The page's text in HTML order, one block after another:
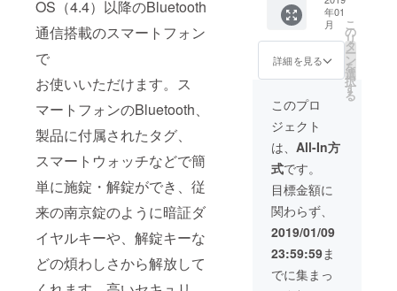
OS（4.4）以降のBluetooth
通信搭載のスマートフォン
で
お使いいただけます。ス
マートフォンのBluetooth、
製品に付属されたタグ、
スマートウォッチなどで簡
単に施錠・解錠ができ、従
来の南京錠のように暗証ダ
イヤルキーや、解錠キーな
どの煩わしさから解放して
OFF！
販売価
格：
86,190
円（税
込）
⇒
77,570
円（税
込）
年01
月
詳細を見る
こ
の
リ
タ
ー
ン
を
選
択
す
る
このプロ
ジェクト
は、 All-In方
式です。
目標金額に
関わらず、
2019/01/09
23:59:59ま
でに集まっ